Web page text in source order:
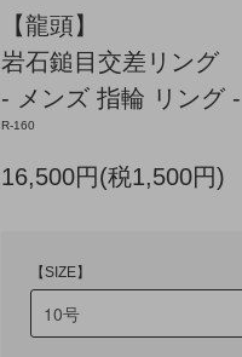
【龍頭】
岩石鎚目交差リング
- メンズ 指輪 リング -
R-160
16,500円(税1,500円)
【SIZE】